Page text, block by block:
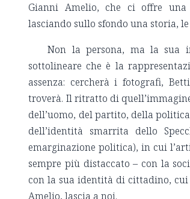
Gianni Amelio, che ci offre una
lasciando sullo sfondo una storia,
Non la persona, ma la sua
sottolineare che è la
assenza: cercherà i fotografi,
troverà. Il ritratto di
dell’uomo, del partito, della
dell’identità smarrita dello
emarginazione politica), in cui
sempre più distaccato – con la
con la sua identità di cittadino,
Amelio, lascia a noi.